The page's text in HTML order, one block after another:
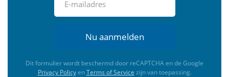
Nu aanmelden
Dit formulier wordt beschermd door reCAPTCHA en de Google
Privacy PolicyenTerms of Service zijn van toepassing.